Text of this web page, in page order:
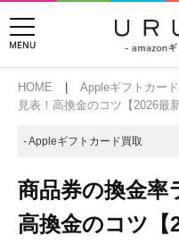
HOME Appleギフトカー
見表！高換金のコツ【2026最
- Appleギフトカード買取
商品券の換金率
高換金のコツ【